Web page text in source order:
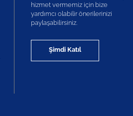
hizmet vermemiz için bize
yardımcı olabilir önerilerinizi
paylaşabilirsiniz.
Şimdi Katıl